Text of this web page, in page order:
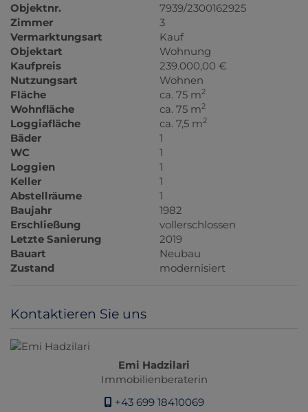
Objektnr.
7939/2300162925
Zimmer
3
Vermarktungsart
Kauf
Objektart
Wohnung
Kaufpreis
239.000,00 €
Nutzungsart
Wohnen
Fläche
ca. 75 m2
Wohnfläche ca. 75 m2
Loggiafläche ca. 7,5 m2
Bäder
1
WC
1
Loggien
1
Keller
1
Abstellräume
1
Baujahr
1982
Erschließung
vollerschlossen
Letzte Sanierung
2019
Bauart
Neubau
Zustand
modernisiert
Kontaktieren Sie uns
Emi Hadzilari
Immobilienberaterin
+43 699 18410069